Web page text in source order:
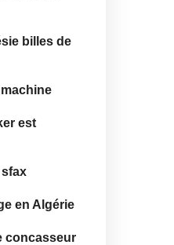
billes de
est
en Algérie
concasseur